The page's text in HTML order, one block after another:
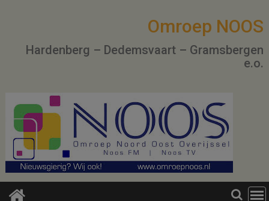
Omroep NOOS
Hardenberg – Dedemsvaart – Gramsbergen
e.o.